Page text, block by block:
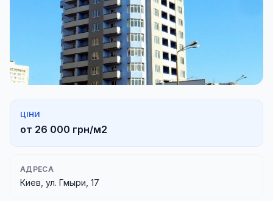
ЦІНИ
от 26 000 грн/м2
АДРЕСА
Киев, ул. Гмыри, 17